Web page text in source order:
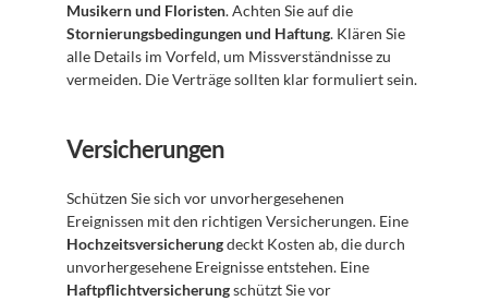
Musikern und Floristen
Stornierungsbedingungen und Haftung. Klären Sie
alle Details im Vorfeld, um Missverständnisse zu
vermeiden. Die Verträge sollten klar formuliert sein.
Versicherungen
Schützen Sie sich vor unvorhergesehenen
Hochzeitsversicherung deckt Kosten ab, die durch
Haftpflichtversicherung schützt Sie vor